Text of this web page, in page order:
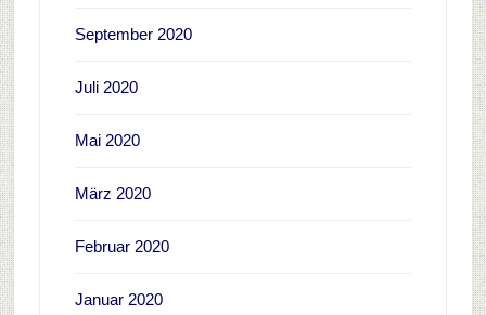
September 2020
Juli 2020
Mai 2020
März 2020
Februar 2020
Januar 2020